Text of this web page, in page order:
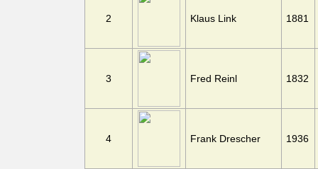
2 Klaus Link 1881
3 Fred Reinl 1832
4 Frank Drescher 1936